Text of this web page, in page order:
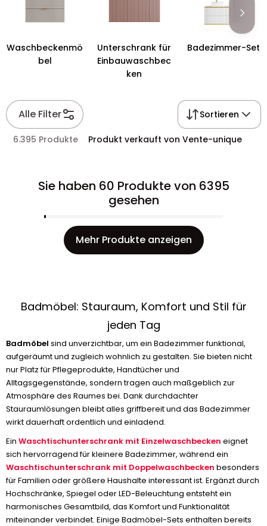
Waschbeckenmö
bel
Unterschrank für
Einbauwaschbec
ken
Badezimmer-Set
Alle Filter Sortieren
6.395 Produkte Produkt verkauft von Vente-unique
Sie haben 60 Produkte von 6395
gesehen
Mehr Produkte anzeigen
Badmöbel: Stauraum, Komfort und Stil für
jeden Tag
Badmöbel sind unverzichtbar, um ein Badezimmer funktional,
aufgeräumt und zugleich wohnlich zu gestalten. Sie bieten nicht
nur Platz für Pflegeprodukte, Handtücher und
Alltagsgegenstände, sondern tragen auch maßgeblich zur
Atmosphäre des Raumes bei. Dank durchdachter
Stauraumlösungen bleibt alles griffbereit und das Badezimmer
wirkt dauerhaft ordentlich und einladend.
Ein Waschtischunterschrank mit Einzelwaschbecken eignet
sich hervorragend für kleinere Badezimmer, während ein
Waschtischunterschrank mit Doppelwaschbecken besonders
für Familien oder größere Haushalte interessant ist. Ergänzt durch
Hochschränke, Spiegel oder LED-Beleuchtung entsteht ein
harmonisches Gesamtbild, das Komfort und Funktionalität
miteinander verbindet. Einige Badmöbel-Sets enthalten bereits